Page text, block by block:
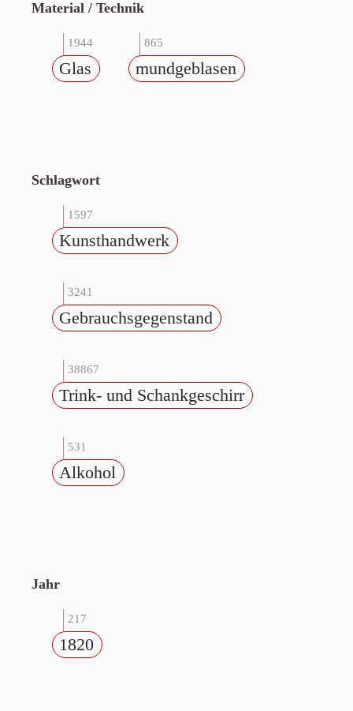
Material / Technik
1944
Glas
865
mundgeblasen
Schlagwort
1597
Kunsthandwerk
3241
Gebrauchsgegenstand
38867
Trink- und Schankgeschirr
531
Alkohol
Jahr
217
1820